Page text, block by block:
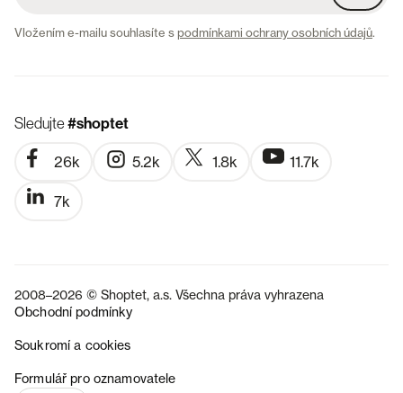
Vložením e-mailu souhlasíte spodmínkami ochrany osobních údajů.
Sledujte#shoptet
26k 5.2k 1.8k 11.7k
7k
2008–2026 © Shoptet, a.s. Všechna práva vyhrazena
Obchodní podmínky
Soukromí a cookies
Formulář pro oznamovatele